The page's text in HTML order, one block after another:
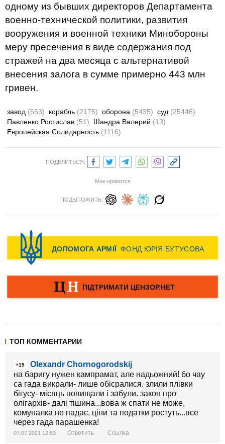
одному из бывших директоров Департамента
военно-технической политики, развития
вооружения и военной техники Минобороны
меру пресечения в виде содержания под
стражей на два месяца с альтернативой
внесения залога в сумме примерно 443 млн
гривен.
завод (563) корабль (2175) оборона (5435) суд (25446)
Павленко Ростислав (51) Шандра Валерий (13)
Европейская Солидарность (1116)
ПОДЕЛИТЬСЯ:
Мне нравится
ПОДЫТОЖИТЬ:
ТОП КОММЕНТАРИИ
+15
Olexandr Chornogorodskij
на баригу нужен кампрамат, але надьожний! бо чау
са гада викрали- лише обісралися. злили плівки
бігусу- місяць повищали і забули. закон про
олігархів- далі тішина...вова ж спати не може,
комуналка не падає, ціни та податки ростуть...все
через гада парашенка!
07.07.2021 12:53 Ответить Ссылка